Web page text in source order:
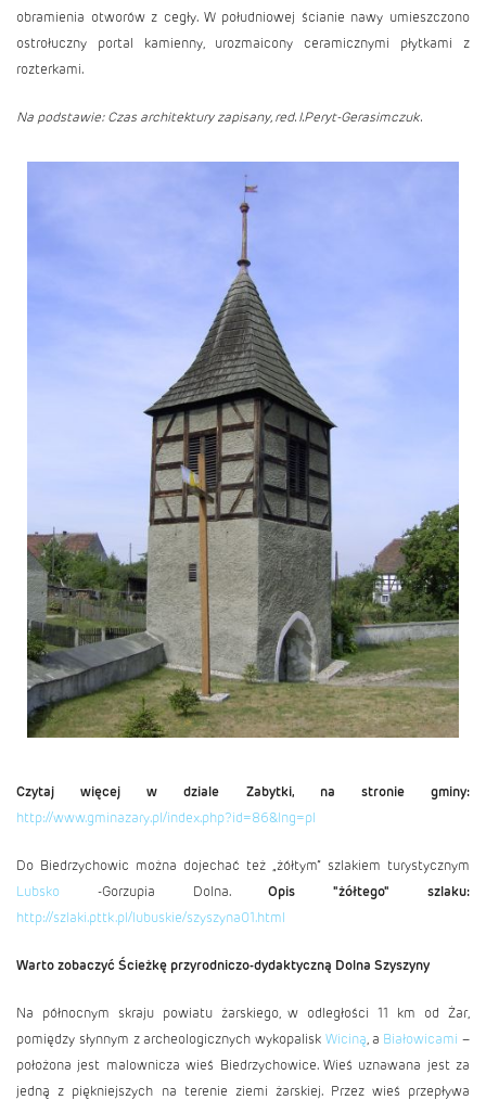
obramienia otworów z cegły. W południowej ścianie nawy umieszczono
ostrołuczny portal kamienny, urozmaicony ceramicznymi płytkami z
rozterkami.
Na podstawie: Czas architektury zapisany, red. I.Peryt-Gerasimczuk.
Czytaj więcej w dziale Zabytki, na stronie gminy:
http://www.gminazary.pl/index.php?id=86&lng=pl
Do Biedrzychowic można dojechać też „żółtym” szlakiem turystycznym
Lubsko -Gorzupia Dolna. Opis "żółtego" szlaku:
http://szlaki.pttk.pl/lubuskie/szyszyna01.html
Warto zobaczyć Ścieżkę przyrodniczo-dydaktyczną Dolna Szyszyny
Na północnym skraju powiatu żarskiego, w odległości 11 km od Żar,
pomiędzy słynnym z archeologicznych wykopalisk Wiciną , a Białowicami –
położona jest malownicza wieś Biedrzychowice. Wieś uznawana jest za
jedną z piękniejszych na terenie ziemi żarskiej. Przez wieś przepływa